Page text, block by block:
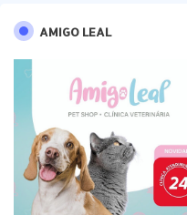
AMIGO LEAL